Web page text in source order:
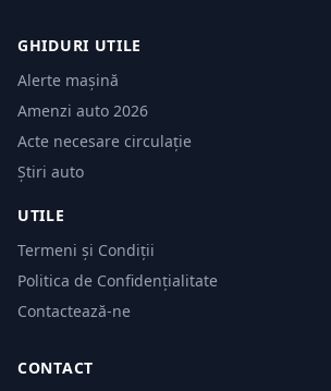
GHIDURI UTILE
Alerte mașină
Amenzi auto 2026
Acte necesare circulație
Știri auto
UTILE
Termeni și Condiții
Politica de Confidențialitate
Contactează-ne
CONTACT